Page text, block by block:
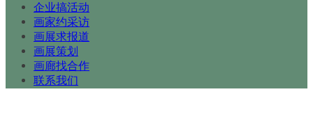
企业搞活动
画家约采访
画展求报道
画展策划
画廊找合作
联系我们